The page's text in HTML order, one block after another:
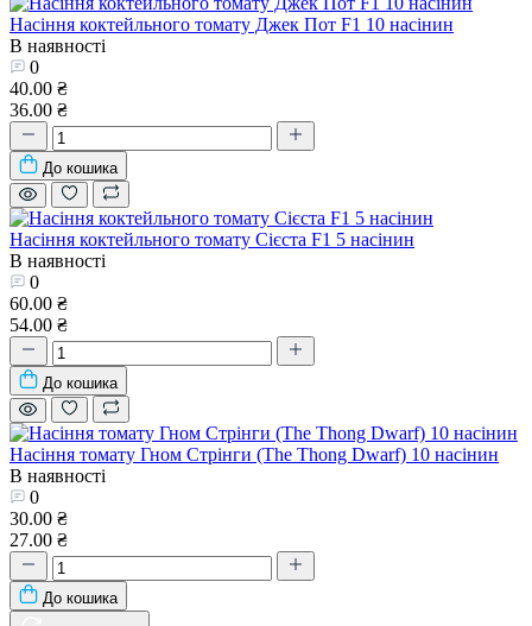
Насіння коктейльного томату Джек Пот F1 10 насінин
В наявності
0
40.00 ₴
36.00 ₴
До кошика
Насіння коктейльного томату Сієста F1 5 насінин
В наявності
0
60.00 ₴
54.00 ₴
До кошика
Насіння томату Гном Стрінги (The Thong Dwarf) 10 насінин
В наявності
0
30.00 ₴
27.00 ₴
До кошика